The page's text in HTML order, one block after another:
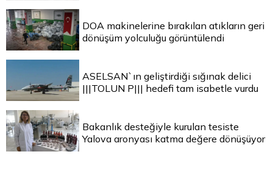
DOA makinelerine bırakılan atıkların geri
dönüşüm yolculuğu görüntülendi
ASELSAN`ın geliştirdiği sığınak delici
|||TOLUN P||| hedefi tam isabetle vurdu
Bakanlık desteğiyle kurulan tesiste
Yalova aronyası katma değere dönüşüyor